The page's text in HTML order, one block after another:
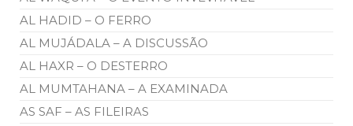
AL HADID – O FERRO
AL MUJÁDALA – A DISCUSSÃO
AL HAXR – O DESTERRO
AL MUMTAHANA – A EXAMINADA
AS SAF – AS FILEIRAS